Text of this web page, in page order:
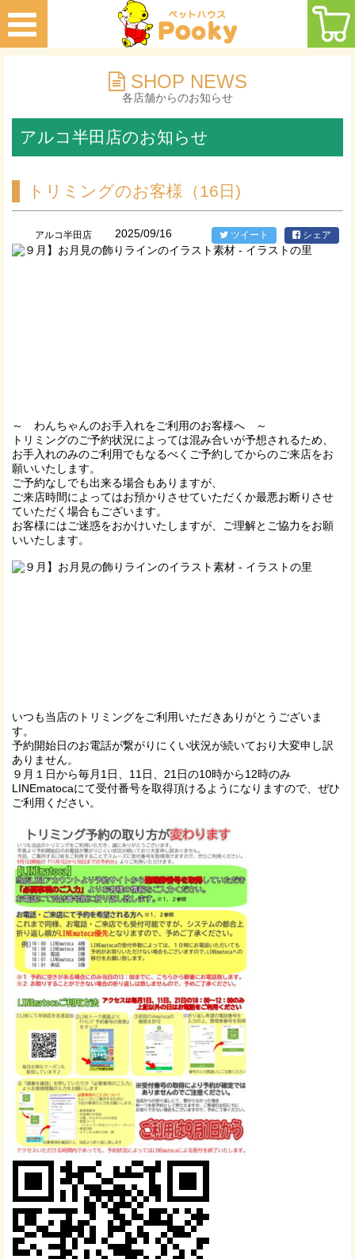
SHOP NEWS
各店舗からのお知らせ
アルコ半田店のお知らせ
トリミングのお客様（16日)
アルコ半田店 2025/09/16 ツイート シェア
～ わんちゃんのお手入れをご利用のお客様へ ～
トリミングのご予約状況によっては混み合いが予想されるため、
お手入れのみのご利用でもなるべくご予約してからのご来店をお
願いいたします。
ご予約なしでも出来る場合もありますが、
ご来店時間によってはお預かりさせていただくか最悪お断りさせ
ていただく場合もございます。
お客様にはご迷惑をおかけいたしますが、ご理解とご協力をお願
いいたします。
いつも当店のトリミングをご利用いただきありがとうございま
す。
予約開始日のお電話が繋がりにくい状況が続いており大変申し訳
ありません。
９月１日から毎月1日、11日、21日の10時から12時のみ
LINEmatocaにて受付番号を取得頂けるようになりますので、ぜひ
ご利用ください。